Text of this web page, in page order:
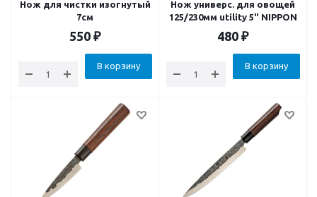
Нож для чистки изогнутый
7см
550 ₽
В корзину
Нож универс. для овощей
125/230мм utility 5" NIPPON
480 ₽
В корзину